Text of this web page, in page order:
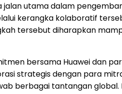
jalan utama dalam
kerangka kolaboratif
tersebut diharapkan
bersama Huawei dan
strategis dengan para
berbagai tantangan